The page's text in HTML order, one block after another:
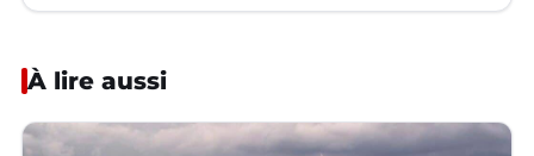
À lire aussi